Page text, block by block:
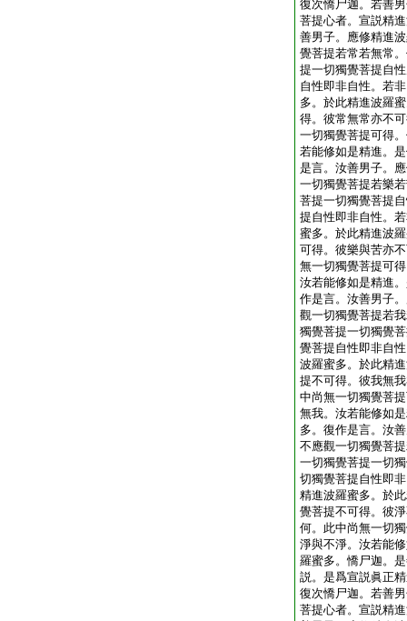
復次憍尸迦。若善
菩提心者。宣説精
善男子。應修精進
覺菩提若常若無常
提一切獨覺菩提自
自性即非自性。若
多。於此精進波羅
得。彼常無常亦不
一切獨覺菩提可得
若能修如是精進。
是言。汝善男子。
一切獨覺菩提若樂
菩提一切獨覺菩提
提自性即非自性。
蜜多。於此精進波
可得。彼樂與苦亦
無一切獨覺菩提可
汝若能修如是精進
作是言。汝善男子
觀一切獨覺菩提若
獨覺菩提一切獨覺
覺菩提自性即非自
波羅蜜多。於此精
提不可得。彼我無
中尚無一切獨覺菩
無我。汝若能修如
多。復作是言。汝
不應觀一切獨覺菩
一切獨覺菩提一切
切獨覺菩提自性即
精進波羅蜜多。於
覺菩提不可得。彼
何。此中尚無一切
淨與不淨。汝若能
羅蜜多。憍尸迦。
説。是爲宣説眞正
復次憍尸迦。若善
菩提心者。宣説精